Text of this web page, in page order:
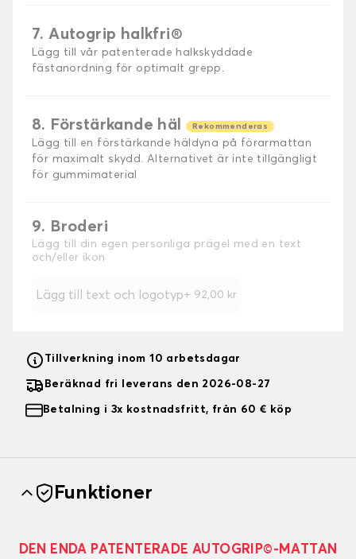
7. Autogrip halkfri®
Lägg till vår patenterade halkskyddade
fästanordning för optimalt grepp.
8. Förstärkande häl Rekommenderas
Lägg till en förstärkande häldyna på förarmattan
för maximalt skydd. Alternativet är inte tillgängligt
för gummimaterial
9. Broderi
Lägg till din egen personliga prägel med en text
och/eller ikon
Lägg till text och logotyp+ 92,00 kr
Tillverkning inom 10 arbetsdagar
Beräknad fri leverans den 2026-08-27
Betalning i 3x kostnadsfritt, från 60 € köp
Funktioner
DEN ENDA PATENTERADE AUTOGRIP©-MATTAN